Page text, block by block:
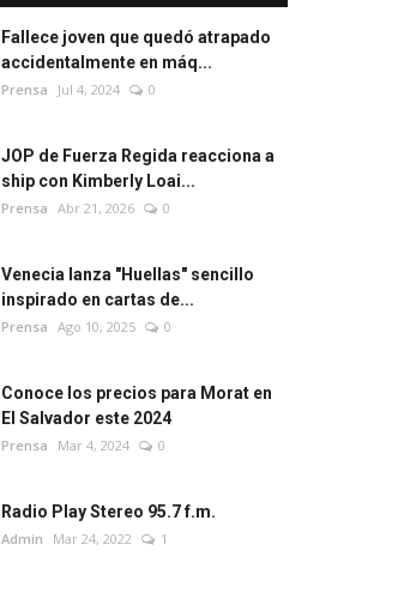
Fallece joven que quedó atrapado
accidentalmente en máq...
Prensa Jul 4, 2024 0
JOP de Fuerza Regida reacciona a
ship con Kimberly Loai...
Prensa Abr 21, 2026 0
Venecia lanza "Huellas" sencillo
inspirado en cartas de...
Prensa Ago 10, 2025 0
Conoce los precios para Morat en
El Salvador este 2024
Prensa Mar 4, 2024 0
Radio Play Stereo 95.7 f.m.
Admin Mar 24, 2022 1